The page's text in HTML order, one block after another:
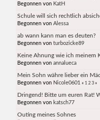
Begonnen von KatH
Schule will sich rechtlich
Begonnen vonAlessa
ab wann kann man es deuten?
Begonnen vonturbozicke89
Keine Ahnung wie ich meinem
Begonnen vonannalueca
Mein Sohn währe lieber ein
Begonnen von Nicole0601 « 1 2 3 »
Dringend! Bitte um euren Rat!
Begonnen von katsch77
Outing meines Sohnes